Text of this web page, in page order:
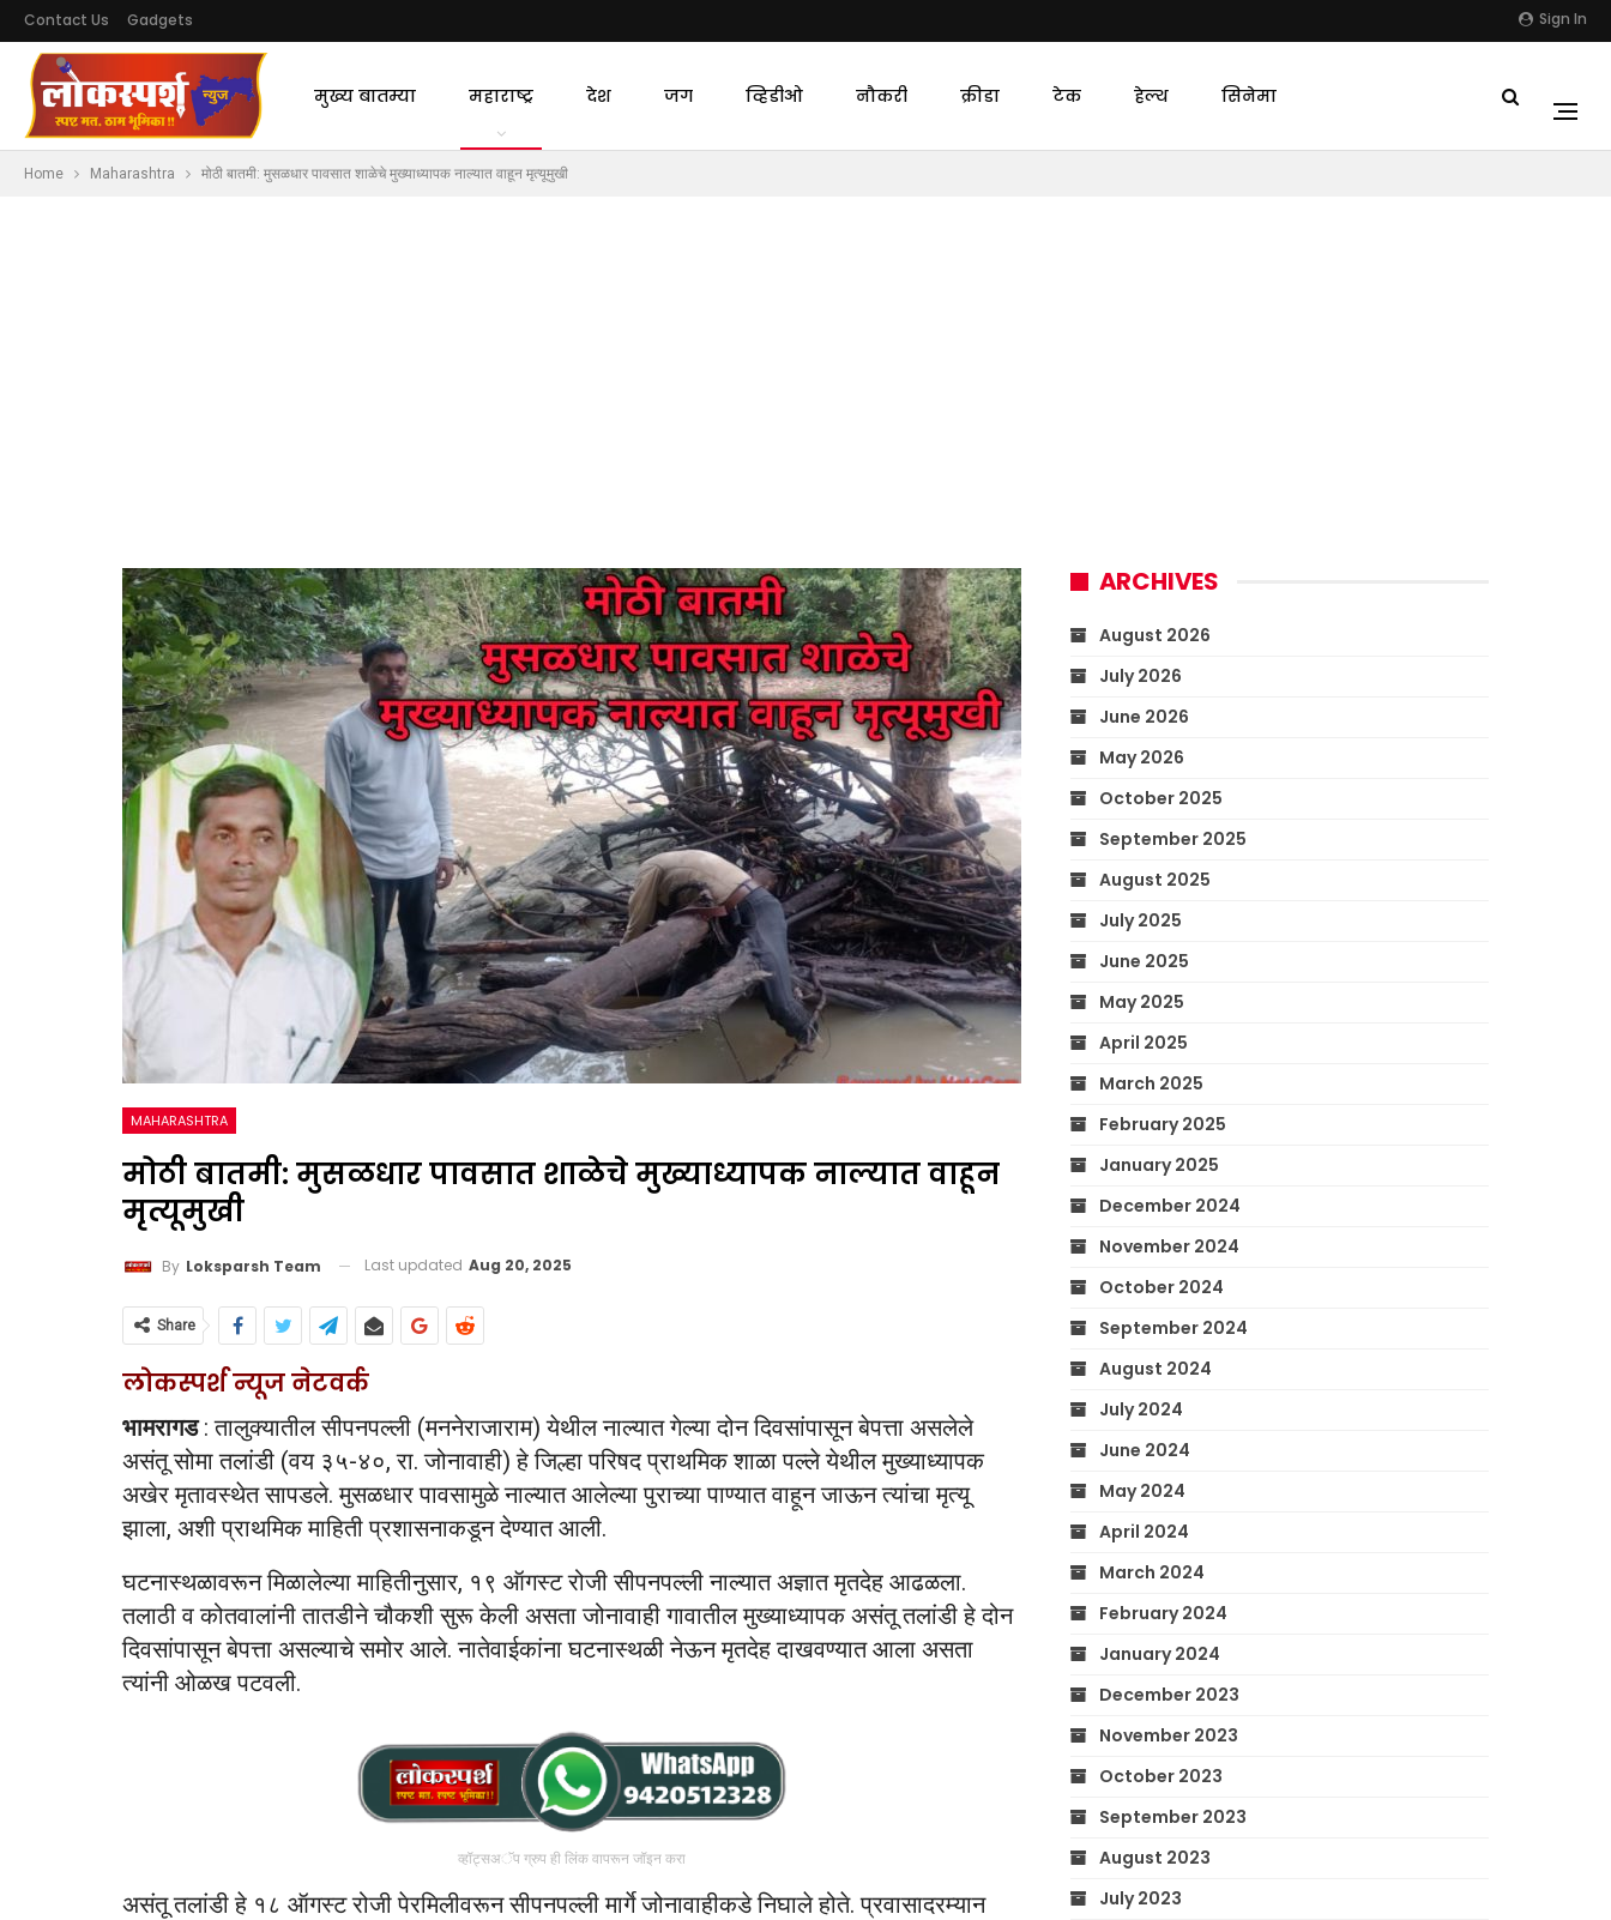
Sign In
Contact Us Gadgets
मुख्य बातम्या महाराष्ट्र देश जग व्हिडीओ नौकरी क्रीडा टेक हेल्थ सिनेमा
Home Maharashtra मोठी बातमी: मुसळधार पावसात शाळेचे मुख्याध्यापक नाल्यात वाहून मृत्यूमुखी
MAHARASHTRA
मोठी बातमी: मुसळधार पावसात शाळेचे मुख्याध्यापक नाल्यात वाहून
मृत्यूमुखी
By Loksparsh Team Last updated Aug 20, 2025
Share
लोकस्पर्श न्यूज नेटवर्क
भामरागड: तालुक्यातील सीपनपल्ली (मननेराजाराम) येथील नाल्यात गेल्या दोन दिवसांपासून बेपत्ता असलेले
असंतू सोमा तलांडी (वय ३५-४०, रा. जोनावाही) हे जिल्हा परिषद प्राथमिक शाळा पल्ले येथील मुख्याध्यापक
अखेर मृतावस्थेत सापडले. मुसळधार पावसामुळे नाल्यात आलेल्या पुराच्या पाण्यात वाहून जाऊन त्यांचा मृत्यू
झाला, अशी प्राथमिक माहिती प्रशासनाकडून देण्यात आली.
घटनास्थळावरून मिळालेल्या माहितीनुसार, १९ ऑगस्ट रोजी सीपनपल्ली नाल्यात अज्ञात मृतदेह आढळला.
तलाठी व कोतवालांनी तातडीने चौकशी सुरू केली असता जोनावाही गावातील मुख्याध्यापक असंतू तलांडी हे दोन
दिवसांपासून बेपत्ता असल्याचे समोर आले. नातेवाईकांना घटनास्थळी नेऊन मृतदेह दाखवण्यात आला असता
त्यांनी ओळख पटवली.
व्हॉट्सअॅप ग्रुप ही लिंक वापरून जॉइन करा
असंतू तलांडी हे १८ ऑगस्ट रोजी पेरमिलीवरून सीपनपल्ली मार्गे जोनावाहीकडे निघाले होते. प्रवासादरम्यान
ARCHIVES
August 2026
July 2026
June 2026
May 2026
October 2025
September 2025
August 2025
July 2025
June 2025
May 2025
April 2025
March 2025
February 2025
January 2025
December 2024
November 2024
October 2024
September 2024
August 2024
July 2024
June 2024
May 2024
April 2024
March 2024
February 2024
January 2024
December 2023
November 2023
October 2023
September 2023
August 2023
July 2023